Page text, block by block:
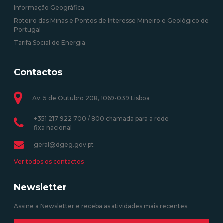
Informação Geográfica
Roteiro das Minas e Pontos de Interesse Mineiro e Geológico de
Portugal
Tarifa Social de Energia
Contactos
Av. 5 de Outubro 208, 1069-039 Lisboa
+351 217 922 700 / 800 chamada para a rede
fixa nacional
geral@dgeg.gov.pt
Ver todos os contactos
Newsletter
Assine a Newsletter e receba as atividades mais recentes.